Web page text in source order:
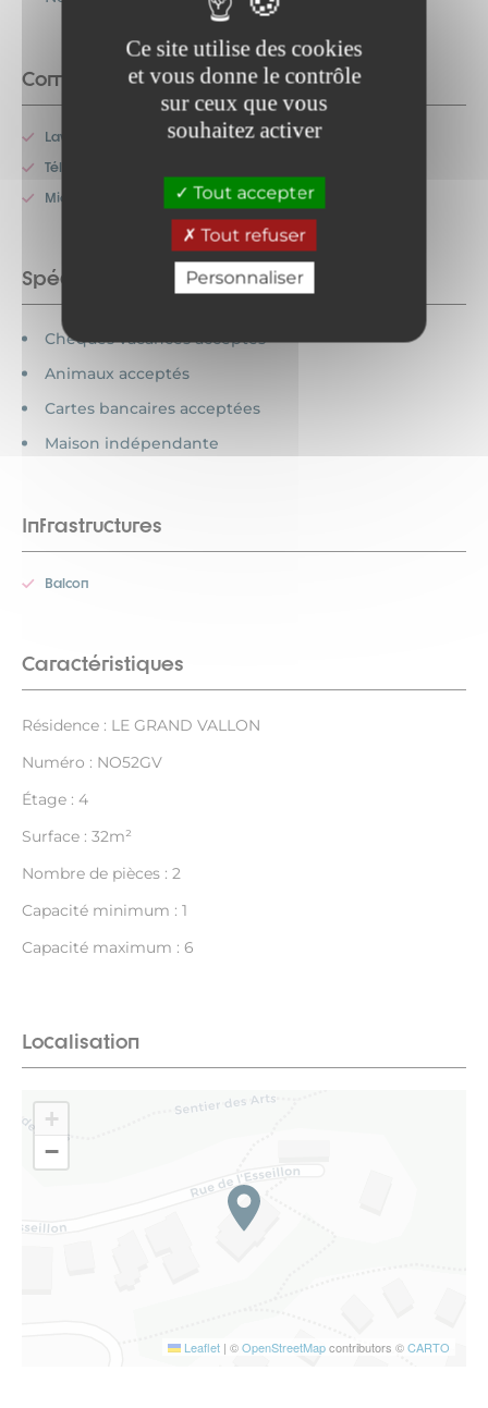
Ce site utilise des cookies
et vous donne le contrôle
sur ceux que vous
souhaitez activer
Tout accepter
Tout refuser
Personnaliser
Commodités
Lave-vaisselle
Télévision
Micro-onde
Spécificités
Chèques vacances acceptés
Animaux acceptés
Cartes bancaires acceptées
Maison indépendante
Infrastructures
Balcon
Caractéristiques
Résidence : LE GRAND VALLON
Numéro : NO52GV
Étage : 4
Surface : 32m²
Nombre de pièces : 2
Capacité minimum : 1
Capacité maximum : 6
Localisation
+
−
Leaflet | ©OpenStreetMapcontributors ©CARTO